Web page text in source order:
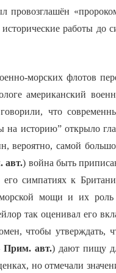
работы до
морских флотов
американский
что
историю” открыло
вероятно, самой
авт.) война быть
симпатиях к
морской мощи и их
так оценивал его
чтобы утверждать,
Прим. авт.) дают пищу
но отмечали